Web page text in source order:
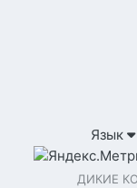
Язык
ДИКИЕ